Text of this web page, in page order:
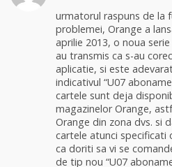
urmatorul raspuns de la
problemei, Orange a
aprilie 2013, o noua
au transmis ca s-au
aplicatie, si este
indicativul “U07
cartele sunt deja
magazinelor Orange,
Orange din zona dvs. si
cartele atunci specificati
ca doriti sa vi se
de tip nou “U07